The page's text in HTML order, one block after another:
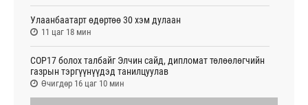
Улаанбаатарт өдөртөө 30 хэм дулаан
11 цаг 18 мин
СОР17 болох талбайг Элчин сайд, дипломат төлөөлөгчийн
газрын тэргүүнүүдэд танилцуулав
Өчигдөр 16 цаг 10 мин